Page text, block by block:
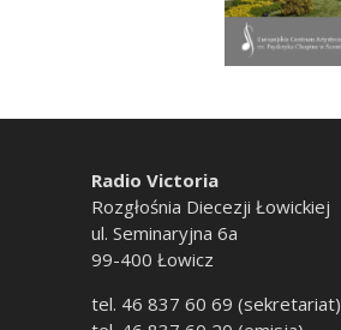
Radio Victoria
Rozgłośnia Diecezji Łowickiej
ul. Seminaryjna 6a
99-400 Łowicz
tel. 46 837 60 69 (sekretariat)